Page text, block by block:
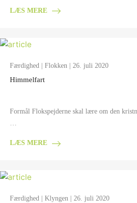
LÆS MERE
Færdighed Flokken | 26. juli 2020
Himmelfart
Formål Flokspejderne skal lære om den
…
LÆS MERE
Færdighed Klyngen | 26. juli 2020